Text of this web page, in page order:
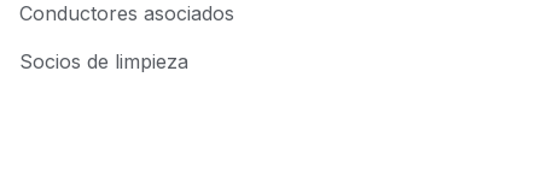
Conductores asociados
Socios de limpieza